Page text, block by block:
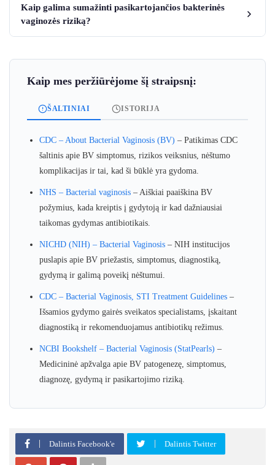
Kaip galima sumažinti pasikartojančios bakterinės
vaginozės riziką?
Kaip mes peržiūrėjome šį straipsnį:
ŠALTINIAI ISTORIJA
CDC – About Bacterial Vaginosis (BV) – Patikimas CDC
šaltinis apie BV simptomus, rizikos veiksnius, nėštumo
komplikacijas ir tai, kad ši būklė yra gydoma.
NHS – Bacterial vaginosis – Aiškiai paaiškina BV
požymius, kada kreiptis į gydytoją ir kad dažniausiai
taikomas gydymas antibiotikais.
NICHD (NIH) – Bacterial Vaginosis – NIH institucijos
puslapis apie BV priežastis, simptomus, diagnostiką,
gydymą ir galimą poveikį nėštumui.
CDC – Bacterial Vaginosis, STI Treatment Guidelines –
Išsamios gydymo gairės sveikatos specialistams, įskaitant
diagnostiką ir rekomenduojamus antibiotikų režimus.
NCBI Bookshelf – Bacterial Vaginosis (StatPearls) –
Medicininė apžvalga apie BV patogenezę, simptomus,
diagnozę, gydymą ir pasikartojimo riziką.
Dalintis Facebook'e Dalintis Twitter